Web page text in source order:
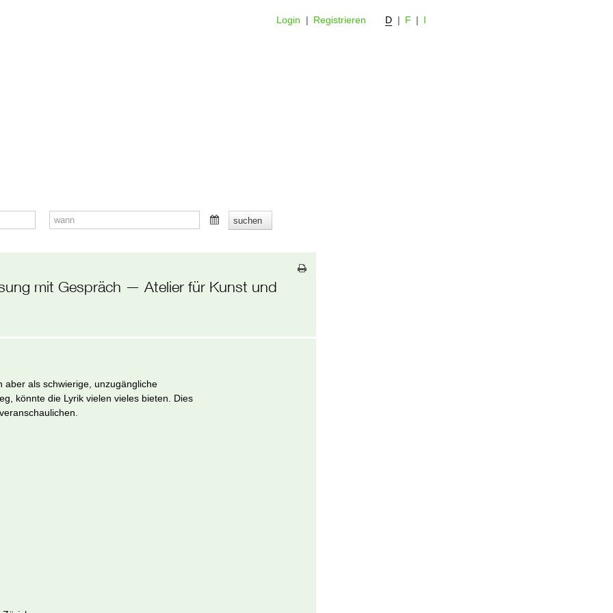
Login | Registrieren D | F | I
mit Gespräch — Atelier für Kunst und
aber als schwierige, unzugängliche
könnte die Lyrik vielen vieles bieten. Dies